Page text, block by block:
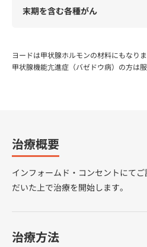
末期を含む各種がん
ヨードは甲状腺ホルモンの材料にもなり
甲状腺機能亢進症（バゼドウ病）の方は服
治療概要
インフォームド・コンセントにて
だいた上で治療を開始します。
治療方法